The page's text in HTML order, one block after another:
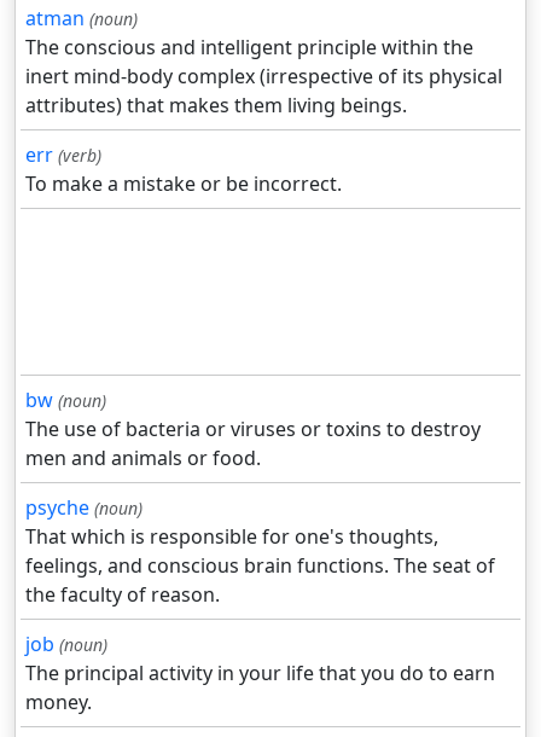
atman (noun)
The conscious and intelligent principle within the
inert mind-body complex (irrespective of its physical
attributes) that makes them living beings.
err (verb)
To make a mistake or be incorrect.
bw (noun)
The use of bacteria or viruses or toxins to destroy
men and animals or food.
psyche (noun)
That which is responsible for one's thoughts,
feelings, and conscious brain functions. The seat of
the faculty of reason.
job (noun)
The principal activity in your life that you do to earn
money.